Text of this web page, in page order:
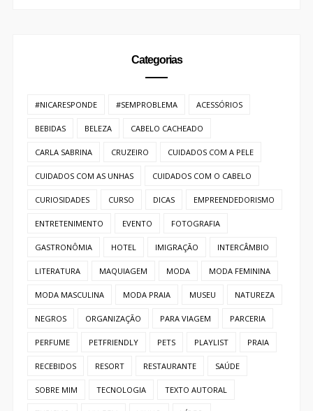
#SEMPROBLEMA
BEBIDAS BELEZA CABELO CACHEADO
CARLA SABRINA CRUZEIRO CUIDADOS COM A PELE
CUIDADOS COM AS UNHAS CUIDADOS COM O CABELO
CURIOSIDADES CURSO DICAS EMPREENDEDORISMO
ENTRETENIMENTO EVENTO FOTOGRAFIA
GASTRONÔMIA HOTEL IMIGRAÇÃO INTERCÂMBIO
LITERATURA MAQUIAGEM MODA MODA FEMININA
MODA MASCULINA MODA PRAIA MUSEU NATUREZA
NEGROS ORGANIZAÇÃO PARA VIAGEM PARCERIA
PERFUME PETFRIENDLY PETS PLAYLIST PRAIA
RECEBIDOS RESORT RESTAURANTE SAÚDE
SOBRE MIM TECNOLOGIA TEXTO AUTORAL
TURISMO VIAGEM VINHO VÍDEO